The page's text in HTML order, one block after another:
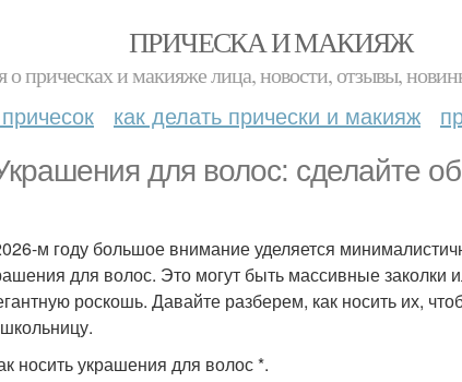
ПРИЧЕСКА И МАКИЯЖ
прическах и макияже лица, новости, отзывы,
как делать прически и макияж
для волос: сделайте
м году большое внимание уделяется
для волос. Это могут быть массивные
роскошь. Давайте разберем, как носить их,
носить украшения для волос *.